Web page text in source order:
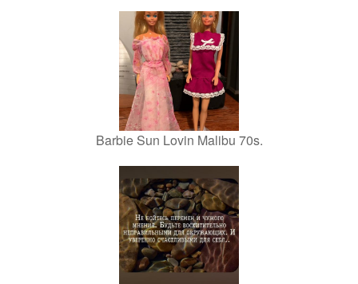
Barbie Sun Lovin Malibu 70s.